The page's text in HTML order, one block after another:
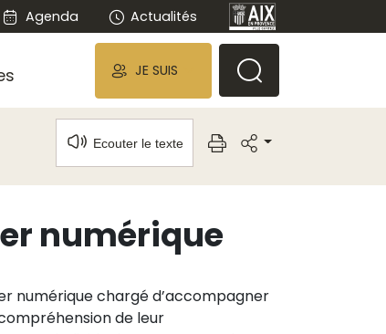
Agenda Actualités
JE SUIS
Ecouter le texte
numérique
numérique chargé d’accompagner
de leur